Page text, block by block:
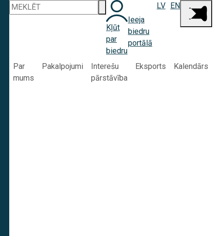
Kļūt
par
biedru
Ieeja
biedru
portālā
LV EN
Par
mums
Pakalpojumi
Interešu
pārstāvība
Eksports Kalendārs